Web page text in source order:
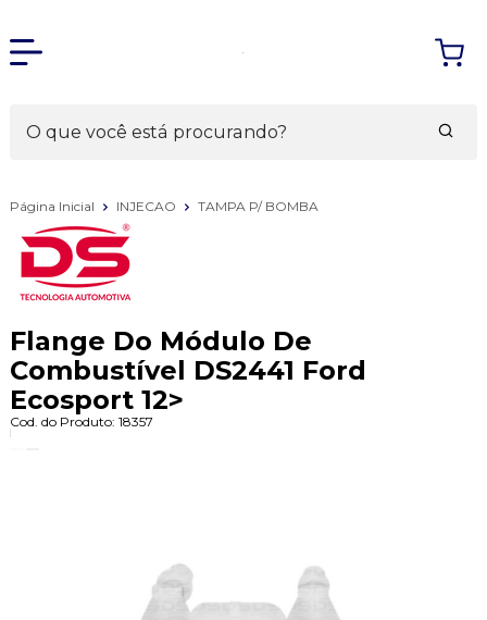
Página Inicial INJECAO TAMPA P/ BOMBA
Flange Do Módulo De
Combustível DS2441 Ford
Ecosport 12>
Cod. do Produto: 18357